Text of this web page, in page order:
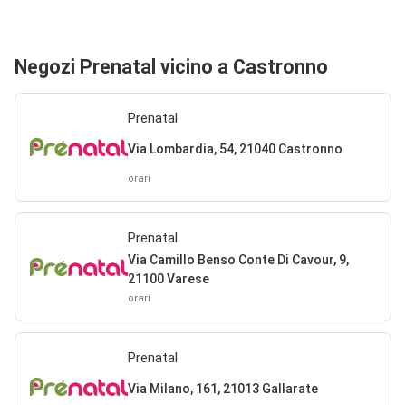
Negozi Prenatal vicino a Castronno
Prenatal
Via Lombardia, 54, 21040 Castronno
orari
Prenatal
Via Camillo Benso Conte Di Cavour, 9,
21100 Varese
orari
Prenatal
Via Milano, 161, 21013 Gallarate